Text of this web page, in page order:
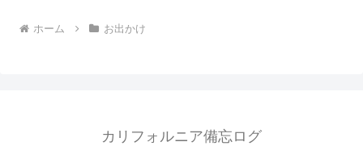
ホーム お出かけ
カリフォルニア備忘ログ